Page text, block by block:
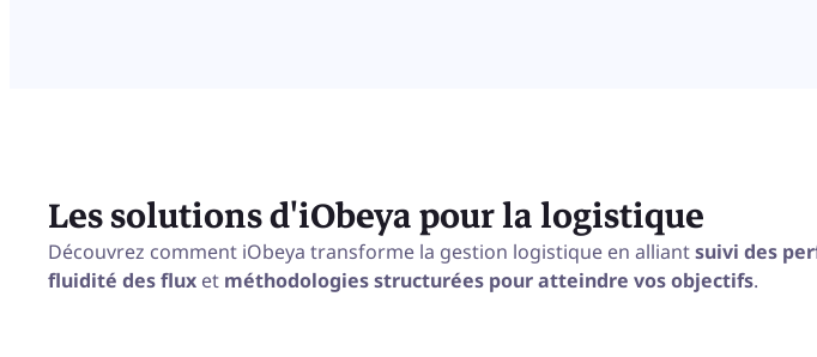
Les solutions d'iObeya pour la logistique
Découvrez comment iObeya transforme la gestion logistique en alliantsuivi des
fluidité des flux et méthodologies structurées pour atteindre vos objectifs.